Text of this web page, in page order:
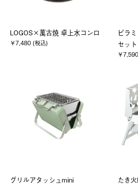
LOGOS×萬古焼 卓上水コンロ
￥7,480 (税込)
ピラ
セット
￥
グリルアタッシュmini たき